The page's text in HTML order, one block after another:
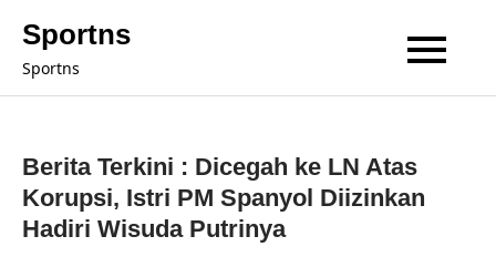
content
Sportns
Sportns
Berita Terkini : Dicegah ke LN Atas
Korupsi, Istri PM Spanyol Diizinkan
Hadiri Wisuda Putrinya